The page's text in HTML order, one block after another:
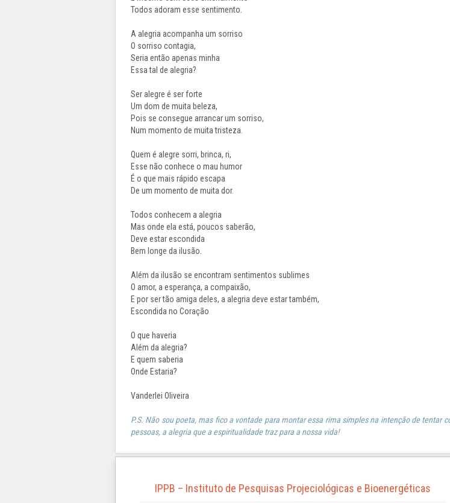
Todos adoram esse sentimento.
A alegria acompanha um sorriso
O sorriso contagia,
Seria então apenas minha
Essa tal de alegria?
Ser alegre é ser forte
Um dom de muita beleza,
Pois se consegue arrancar um sorriso,
Num momento de muita tristeza.
Quem é alegre sorri, brinca, ri,
Esse não conhece o mau humor
É o que mais rápido escapa
De um momento de muita dor.
Todos conhecem a alegria
Mas onde ela está, poucos saberão,
Deve estar escondida
Bem longe da ilusão.
Além da ilusão se encontram sentimentos sublimes
O amor, a esperança, a compaixão,
E por ser tão amiga deles, a alegria deve estar também,
Escondida no Coração
O que haveria
Além da alegria?
E quem saberia
Onde Estaria?
Vanderlei Oliveira
P.S. Não sou poeta, mas fico a vontade para montar essa rima simples na intenção de tentar
pessoas, a alegria que a espiritualidade traz para a nossa vida!
IPPB – Instituto de Pesquisas Projeciológicas e Bioenergéticas